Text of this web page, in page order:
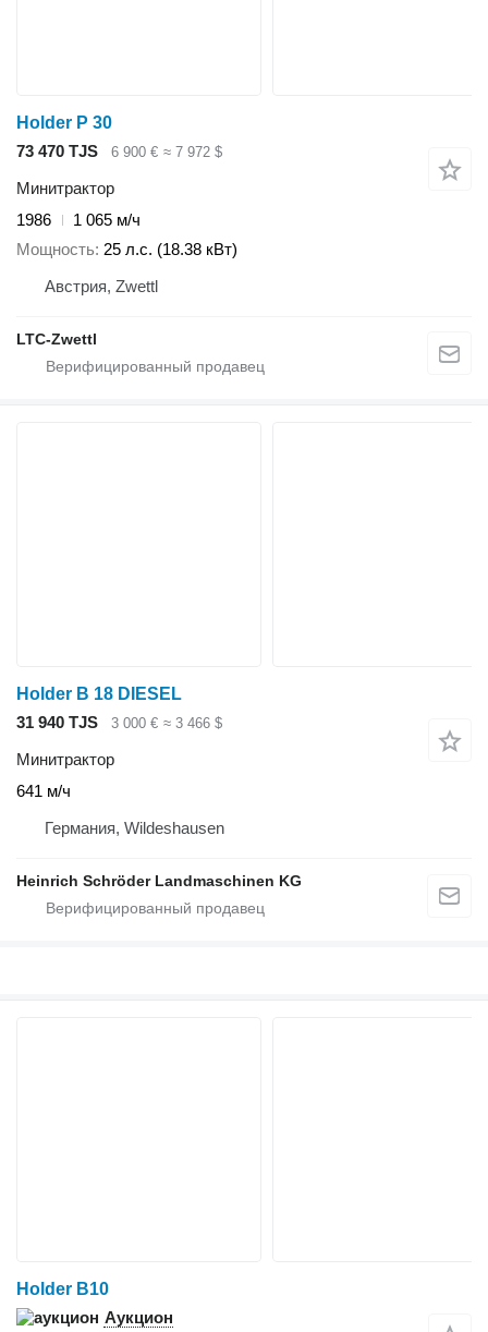
Holder P 30
73 470 TJS
6 900 € ≈ 7 972 $
Минитрактор
1986
1 065 м/ч
Мощность 25 л.с. (18.38 кВт)
Австрия, Zwettl
LTC-Zwettl
Holder B 18 DIESEL
31 940 TJS
3 000 € ≈ 3 466 $
Минитрактор
641 м/ч
Германия, Wildeshausen
Heinrich Schröder Landmaschinen KG
Holder B10
Аукцион